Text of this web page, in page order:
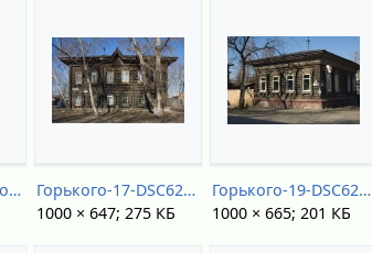
Башня на Трифонова - DSC47672.jpg
Горького-17-DSC62736.jpg
1000 × 647; 275 КБ
Горького-19-DSC62739.jpg
1000 × 665; 201 КБ